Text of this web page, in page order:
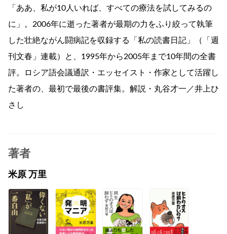
「ああ、私が10人いれば、すべての療法を試してみるの
に」。2006年に逝った著者が最期の力をふり絞って執筆
した壮絶ながん闘病記を収録する「私の読書日記」（「週
刊文春」連載）と、1995年から2005年まで10年間の全書
評。ロシア語会議通訳・エッセイスト・作家として活躍し
た著者の、最初で最後の書評集。解説・丸谷才一／井上ひ
さし
著者
米原 万里